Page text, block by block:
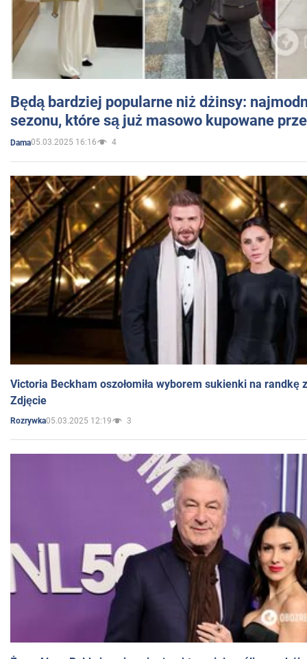
Będą bardziej popularne niż dżinsy:
sezonu, które są już masowo kupowane
Dama05.03.2025 16:16 4
Victoria Beckham oszołomiła wyborem sukienki na randkę
Zdjęcie
Rozrywka05.03.2025 12:19 3